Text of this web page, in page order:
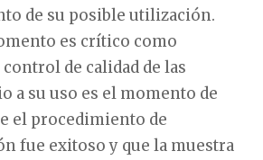
de su posible utilización.
es crítico como
de calidad de las
a su uso es el momento de
el procedimiento de
fue exitoso y que la muestra